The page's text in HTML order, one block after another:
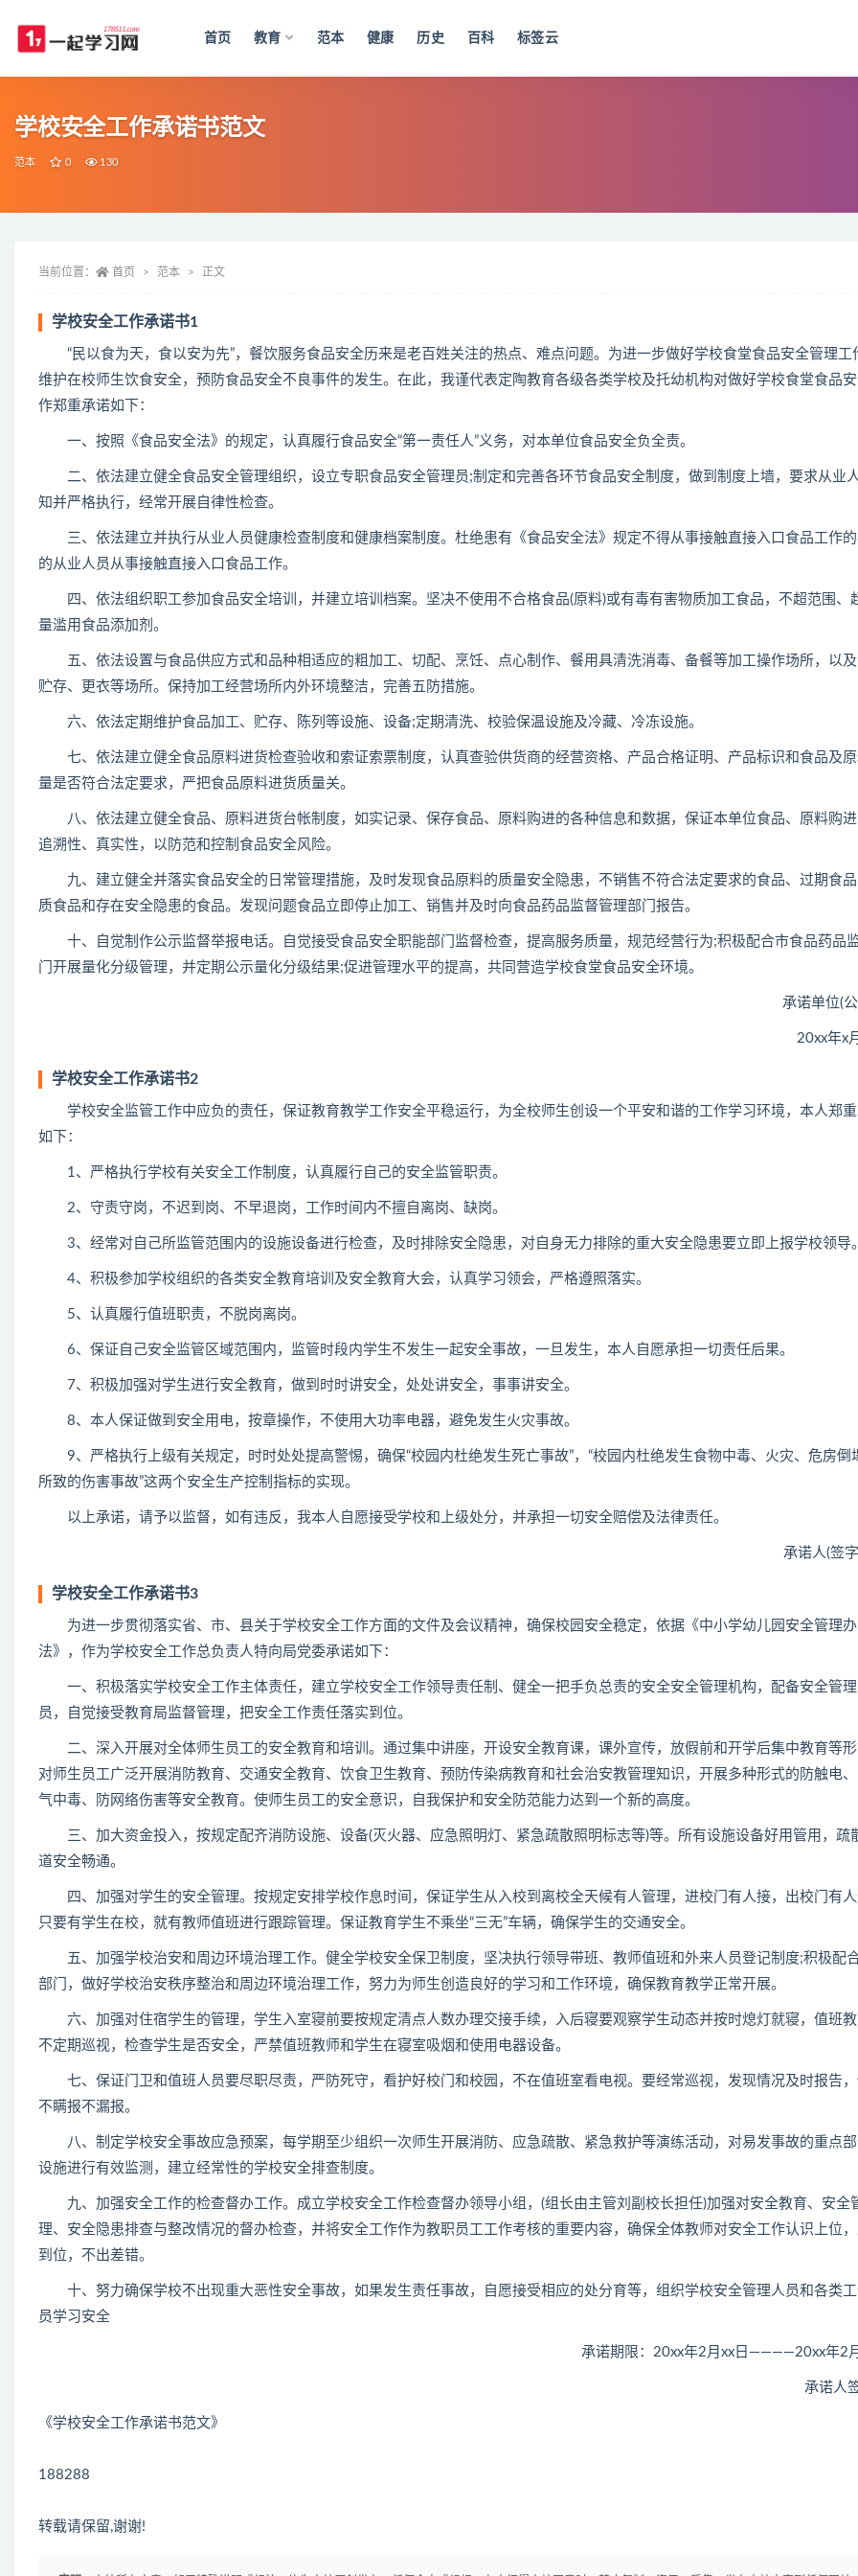
首页 教育 范本 健康 历史 百科 标签云
学校安全工作承诺书范文
范本 0 130
当前位置： 首页 范本 正文
学校安全工作承诺书1
“民以食为天，食以安为先”，餐饮服务食品安全历来是老百姓关注的热点、难点问题。为进一步做好学校食堂食品安全管理工
维护在校师生饮食安全，预防食品安全不良事件的发生。在此，我谨代表定陶教育各级各类学校及托幼机构对做好学校食堂食品安
作郑重承诺如下：
一、按照《食品安全法》的规定，认真履行食品安全“第一责任人”义务，对本单位食品安全负全责。
二、依法建立健全食品安全管理组织，设立专职食品安全管理员;制定和完善各环节食品安全制度，做到制度上墙，要求从业
知并严格执行，经常开展自律性检查。
三、依法建立并执行从业人员健康检查制度和健康档案制度。杜绝患有《食品安全法》规定不得从事接触直接入口食品工作
的从业人员从事接触直接入口食品工作。
四、依法组织职工参加食品安全培训，并建立培训档案。坚决不使用不合格食品(原料)或有毒有害物质加工食品，不超范围、
量滥用食品添加剂。
五、依法设置与食品供应方式和品种相适应的粗加工、切配、烹饪、点心制作、餐用具清洗消毒、备餐等加工操作场所，以
贮存、更衣等场所。保持加工经营场所内外环境整洁，完善五防措施。
六、依法定期维护食品加工、贮存、陈列等设施、设备;定期清洗、校验保温设施及冷藏、冷冻设施。
七、依法建立健全食品原料进货检查验收和索证索票制度，认真查验供货商的经营资格、产品合格证明、产品标识和食品及
量是否符合法定要求，严把食品原料进货质量关。
八、依法建立健全食品、原料进货台帐制度，如实记录、保存食品、原料购进的各种信息和数据，保证本单位食品、原料购进
追溯性、真实性，以防范和控制食品安全风险。
九、建立健全并落实食品安全的日常管理措施，及时发现食品原料的质量安全隐患，不销售不符合法定要求的食品、过期食
质食品和存在安全隐患的食品。发现问题食品立即停止加工、销售并及时向食品药品监督管理部门报告。
十、自觉制作公示监督举报电话。自觉接受食品安全职能部门监督检查，提高服务质量，规范经营行为;积极配合市食品药品
门开展量化分级管理，并定期公示量化分级结果;促进管理水平的提高，共同营造学校食堂食品安全环境。
承诺单位(公
20xx年x月
学校安全工作承诺书2
学校安全监管工作中应负的责任，保证教育教学工作安全平稳运行，为全校师生创设一个平安和谐的工作学习环境，本人郑
如下：
1、严格执行学校有关安全工作制度，认真履行自己的安全监管职责。
2、守责守岗，不迟到岗、不早退岗，工作时间内不擅自离岗、缺岗。
3、经常对自己所监管范围内的设施设备进行检查，及时排除安全隐患，对自身无力排除的重大安全隐患要立即上报学校领导。
4、积极参加学校组织的各类安全教育培训及安全教育大会，认真学习领会，严格遵照落实。
5、认真履行值班职责，不脱岗离岗。
6、保证自己安全监管区域范围内，监管时段内学生不发生一起安全事故，一旦发生，本人自愿承担一切责任后果。
7、积极加强对学生进行安全教育，做到时时讲安全，处处讲安全，事事讲安全。
8、本人保证做到安全用电，按章操作，不使用大功率电器，避免发生火灾事故。
9、严格执行上级有关规定，时时处处提高警惕，确保“校园内杜绝发生死亡事故”，“校园内杜绝发生食物中毒、火灾、危房倒
所致的伤害事故”这两个安全生产控制指标的实现。
以上承诺，请予以监督，如有违反，我本人自愿接受学校和上级处分，并承担一切安全赔偿及法律责任。
承诺人(签字
学校安全工作承诺书3
为进一步贯彻落实省、市、县关于学校安全工作方面的文件及会议精神，确保校园安全稳定，依据《中小学幼儿园安全管理办
法》，作为学校安全工作总负责人特向局党委承诺如下：
一、积极落实学校安全工作主体责任，建立学校安全工作领导责任制、健全一把手负总责的安全安全管理机构，配备安全管
员，自觉接受教育局监督管理，把安全工作责任落实到位。
二、深入开展对全体师生员工的安全教育和培训。通过集中讲座，开设安全教育课，课外宣传，放假前和开学后集中教育等形
对师生员工广泛开展消防教育、交通安全教育、饮食卫生教育、预防传染病教育和社会治安教管理知识，开展多种形式的防触电
气中毒、防网络伤害等安全教育。使师生员工的安全意识，自我保护和安全防范能力达到一个新的高度。
三、加大资金投入，按规定配齐消防设施、设备(灭火器、应急照明灯、紧急疏散照明标志等)等。所有设施设备好用管用，疏
道安全畅通。
四、加强对学生的安全管理。按规定安排学校作息时间，保证学生从入校到离校全天候有人管理，进校门有人接，出校门有人
只要有学生在校，就有教师值班进行跟踪管理。保证教育学生不乘坐“三无”车辆，确保学生的交通安全。
五、加强学校治安和周边环境治理工作。健全学校安全保卫制度，坚决执行领导带班、教师值班和外来人员登记制度;积极配
部门，做好学校治安秩序整治和周边环境治理工作，努力为师生创造良好的学习和工作环境，确保教育教学正常开展。
六、加强对住宿学生的管理，学生入室寝前要按规定清点人数办理交接手续，入后寝要观察学生动态并按时熄灯就寝，值班
不定期巡视，检查学生是否安全，严禁值班教师和学生在寝室吸烟和使用电器设备。
七、保证门卫和值班人员要尽职尽责，严防死守，看护好校门和校园，不在值班室看电视。要经常巡视，发现情况及时报告，
不瞒报不漏报。
八、制定学校安全事故应急预案，每学期至少组织一次师生开展消防、应急疏散、紧急救护等演练活动，对易发事故的重点
设施进行有效监测，建立经常性的学校安全排查制度。
九、加强安全工作的检查督办工作。成立学校安全工作检查督办领导小组，(组长由主管刘副校长担任)加强对安全教育、安全
理、安全隐患排查与整改情况的督办检查，并将安全工作作为教职员工工作考核的重要内容，确保全体教师对安全工作认识上位
到位，不出差错。
十、努力确保学校不出现重大恶性安全事故，如果发生责任事故，自愿接受相应的处分育等，组织学校安全管理人员和各类
员学习安全
承诺期限：20xx年2月xx日————20xx年2
承诺人签
《学校安全工作承诺书范文》
188288
转载请保留,谢谢!